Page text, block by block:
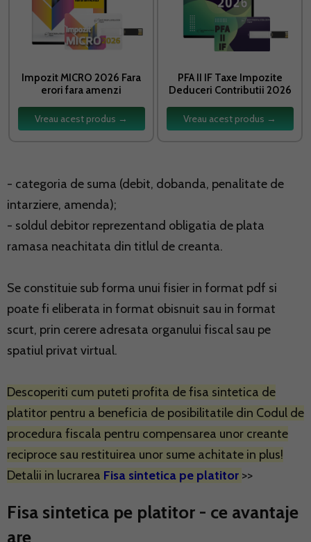
Impozit MICRO 2026 Fara
erori fara amenzi
Vreau acest produs →
PFA II IF Taxe Impozite
Deduceri Contributii 2026
Vreau acest produs →
- categoria de suma (debit, dobanda, penalitate de
intarziere, amenda);
- soldul debitor reprezentand obligatia de plata
ramasa neachitata din titlul de creanta.
Se constituie sub forma unui fisier in format pdf si
poate fi eliberata in format obisnuit sau in format
scurt, prin cerere adresata organului fiscal sau pe
spatiul privat virtual.
Descoperiti cum puteti profita de fisa sintetica de
platitor pentru a beneficia de posibilitatile din Codul de
procedura fiscala pentru compensarea unor creante
reciproce sau restituirea unor sume achitate in plus!
Detalii in lucrarea Fisa sintetica pe platitor >>
Fisa sintetica pe platitor - ce avantaje
are